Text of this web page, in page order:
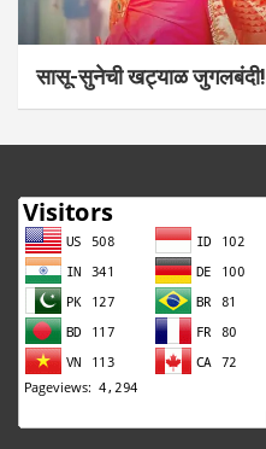
सासू-सुनेची खट्याळ जुगलबंदी!